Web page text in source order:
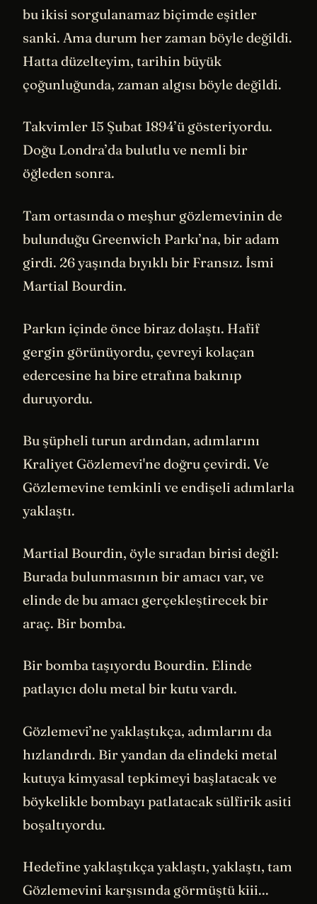
bu ikisi sorgulanamaz biçimde eşitler
sanki. Ama durum her zaman böyle değildi.
Hatta düzelteyim, tarihin büyük
çoğunluğunda, zaman algısı böyle değildi.
Takvimler 15 Şubat 1894’ü gösteriyordu.
Doğu Londra’da bulutlu ve nemli bir
öğleden sonra.
Tam ortasında o meşhur gözlemevinin de
bulunduğu Greenwich Parkı’na, bir adam
girdi. 26 yaşında bıyıklı bir Fransız. İsmi
Martial Bourdin.
Parkın içinde önce biraz dolaştı. Hafif
gergin görünüyordu, çevreyi kolaçan
edercesine ha bire etrafına bakınıp
duruyordu.
Bu şüpheli turun ardından, adımlarını
Kraliyet Gözlemevi'ne doğru çevirdi. Ve
Gözlemevine temkinli ve endişeli adımlarla
yaklaştı.
Martial Bourdin, öyle sıradan birisi değil:
Burada bulunmasının bir amacı var, ve
elinde de bu amacı gerçekleştirecek bir
araç. Bir bomba.
Bir bomba taşıyordu Bourdin. Elinde
patlayıcı dolu metal bir kutu vardı.
Gözlemevi’ne yaklaştıkça, adımlarını da
hızlandırdı. Bir yandan da elindeki metal
kutuya kimyasal tepkimeyi başlatacak ve
böykelikle bombayı patlatacak sülfirik asiti
boşaltıyordu.
Hedefine yaklaştıkça yaklaştı, yaklaştı, tam
Gözlemevini karşısında görmüştü kiii...